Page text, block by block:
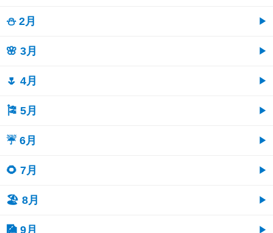
⛄ 2月
🌸 3月
🌷 4月
🎏 5月
☔ 6月
🌻 7月
🏖 8月
🎑 9月